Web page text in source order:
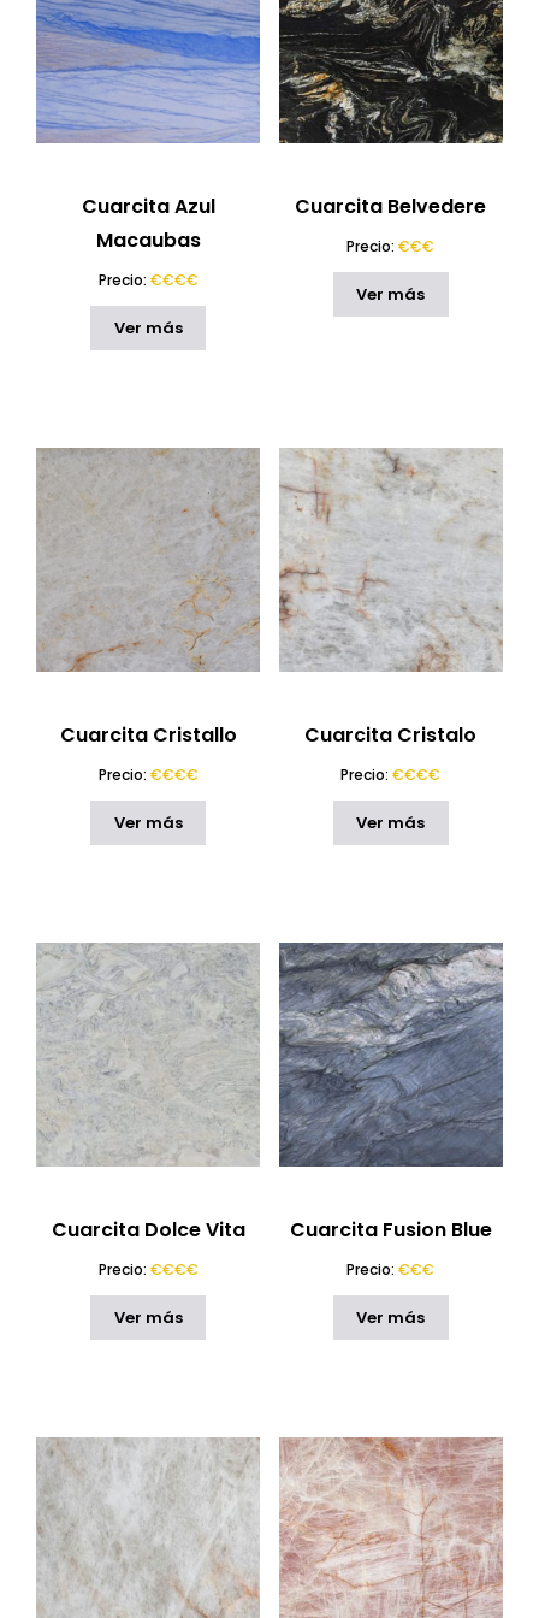
Cuarcita Azul
Macaubas
Precio: €€€€
Ver más
Cuarcita Belvedere
Precio:€€€
Ver más
Cuarcita Cristallo
Precio: €€€€
Ver más
Cuarcita Cristalo
Precio:€€€€
Ver más
Cuarcita Dolce Vita
Precio: €€€€
Ver más
Cuarcita Fusion Blue
Precio:€€€
Ver más